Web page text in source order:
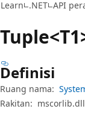
Learn .NET API
Definisi
Ruang nama:
Rakitan: mscorlib.dll